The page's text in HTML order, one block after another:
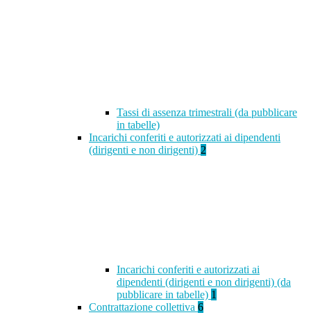
Tassi di assenza trimestrali (da pubblicare
in tabelle)
Incarichi conferiti e autorizzati ai dipendenti
(dirigenti e non dirigenti) 2
Incarichi conferiti e autorizzati ai
dipendenti (dirigenti e non dirigenti) (da
pubblicare in tabelle) 1
Contrattazione collettiva 6